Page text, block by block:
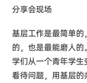
分享会现场
基层工作是最简单
的，也是最能磨人
学们从一个青年学
看待问题，用基层